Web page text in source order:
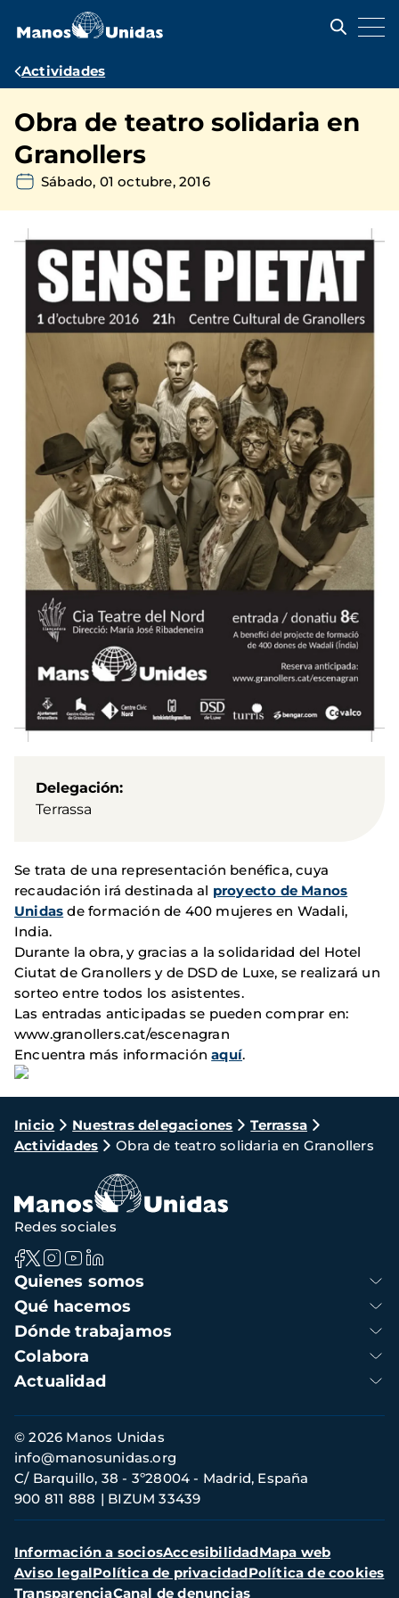
contenido
Ruta
navegación
Actividades
Obra de teatro solidaria en
Granollers
Sábado, 01 octubre, 2016
Delegación
Terrassa
Se trata de una representación benéfica, cuya
recaudación irá destinada al proyecto de Manos
Unidas de formación de 400 mujeres en Wadali,
India.
Durante la obra, y gracias a la solidaridad del Hotel
Ciutat de Granollers y de DSD de Luxe, se realizará un
sorteo entre todos los asistentes.
Las entradas anticipadas se pueden comprar en:
www.granollers.cat/escenagran
Encuentra más informaciónaquí.
Ruta
de
navegación
Inicio Nuestras delegaciones
Terrassa
Actividades
Obra de teatro solidaria en Granollers
Navegación
principal
Quienes somos
Qué hacemos
Dónde trabajamos
Colabora
Actualidad
Redes sociales
Información
de
contacto
© 2026 Manos Unidas
C/ Barquillo, 38 - 3º28004 - Madrid, España
900 811 888
BIZUM 33439
info@manosunidas.org
Menú
secundario
Información a sociosAccesibilidadMapa web
Aviso legalPolítica de privacidadPolítica de cookies
TransparenciaCanal de denuncias